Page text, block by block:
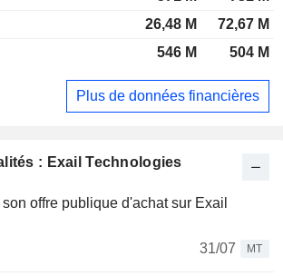
: Exail Technologies
offre publique d'achat sur Exail
31/07
MT
26,48 M
72,67 M
546 M 504 M
Plus de données financières